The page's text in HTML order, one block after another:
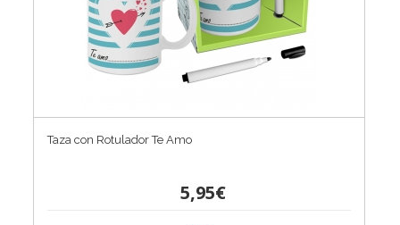
Taza con Rotulador Te Amo
5,95€